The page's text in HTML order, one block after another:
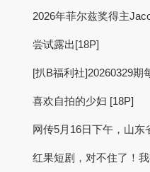
2026年菲尔兹奖得主
尝试露出[18P]
[扒B福利社]20260329期
喜欢自拍的少妇 [18P]
网传5月16日下午，山
红果短剧，对不住了！